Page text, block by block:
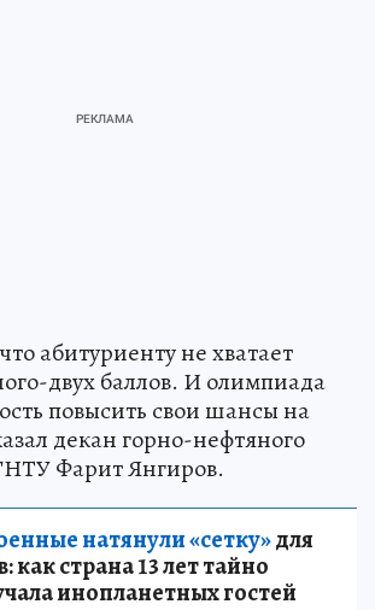
абитуриенту не хватает
двух баллов. И олимпиада
повысить свои шансы на
декан горно-нефтяного
Фарит Янгиров.
натянули «сетку»для
страна 13 лет тайно
инопланетных гостей